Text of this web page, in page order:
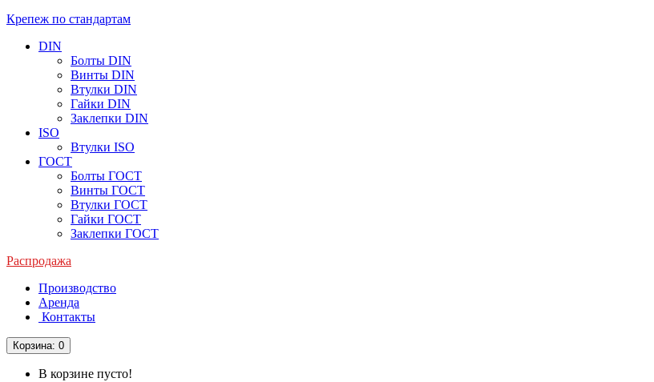
Крепеж по стандартам
DIN
Болты DIN
Винты DIN
Втулки DIN
Гайки DIN
Заклепки DIN
ISO
Втулки ISO
ГОСТ
Болты ГОСТ
Винты ГОСТ
Втулки ГОСТ
Гайки ГОСТ
Заклепки ГОСТ
Распродажа
Производство
Аренда
Контакты
Корзина: 0
В корзине пусто!